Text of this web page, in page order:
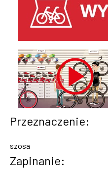
Przeznaczenie:
szosa
Zapinanie: